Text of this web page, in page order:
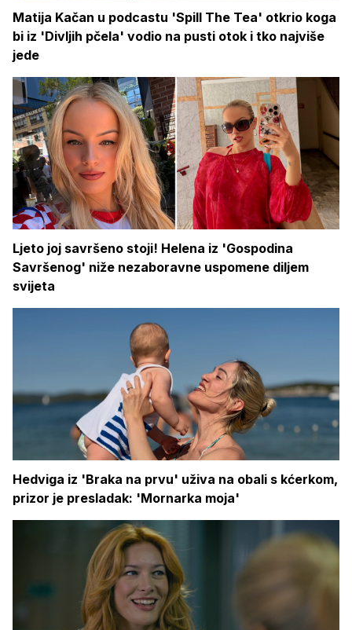
Matija Kačan u podcastu 'Spill The Tea' otkrio koga
bi iz 'Divljih pčela' vodio na pusti otok i tko najviše
jede
Ljeto joj savršeno stoji! Helena iz 'Gospodina
Savršenog' niže nezaboravne uspomene diljem
svijeta
Hedviga iz 'Braka na prvu' uživa na obali s kćerkom,
prizor je presladak: 'Mornarka moja'